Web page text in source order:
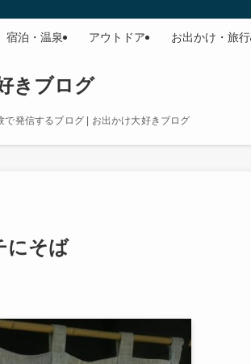
きブログ
発信するブログ | お出かけ大好きブログ
宿泊・温泉 アウトドア お出かけ・旅行
にそば